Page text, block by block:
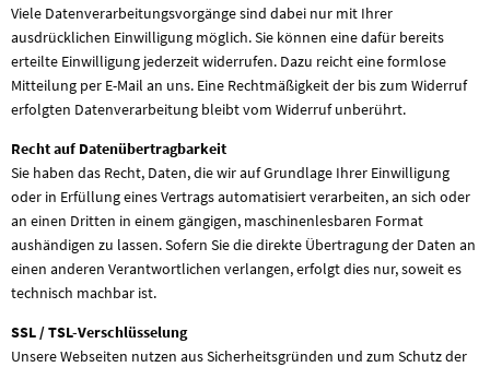
Viele Datenverarbeitungsvorgänge sind dabei nur mit Ihrer
ausdrücklichen Einwilligung möglich. Sie können eine dafür bereits
erteilte Einwilligung jederzeit widerrufen. Dazu reicht eine formlose
Mitteilung per E-Mail an uns. Eine Rechtmäßigkeit der bis zum Widerruf
erfolgten Datenverarbeitung bleibt vom Widerruf unberührt.
Recht auf Datenübertragbarkeit
Sie haben das Recht, Daten, die wir auf Grundlage Ihrer Einwilligung
oder in Erfüllung eines Vertrags automatisiert verarbeiten, an sich oder
an einen Dritten in einem gängigen, maschinenlesbaren Format
aushändigen zu lassen. Sofern Sie die direkte Übertragung der Daten an
einen anderen Verantwortlichen verlangen, erfolgt dies nur, soweit es
technisch machbar ist.
SSL / TSL-Verschlüsselung
Unsere Webseiten nutzen aus Sicherheitsgründen und zum Schutz der